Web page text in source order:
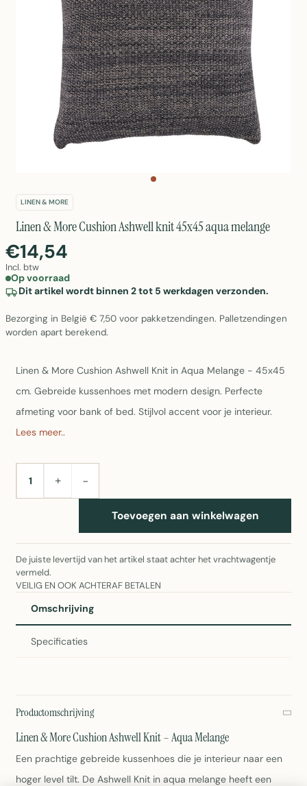
LINEN & MORE
Linen & More Cushion Ashwell knit 45x45 aqua melange
€14,54
Incl. btw
Op voorraad
Dit artikel wordt binnen 2 tot 5 werkdagen verzonden.
Bezorging in België € 7,50 voor pakketzendingen. Palletzendingen
worden apart berekend.
Linen & More Cushion Ashwell Knit in Aqua Melange - 45x45
cm. Gebreide kussenhoes met modern design. Perfecte
afmeting voor bank of bed. Stijlvol accent voor je interieur.
Lees meer..
AANTAL+ −
Toevoegen aan winkelwagen
De juiste levertijd van het artikel staat achter het vrachtwagentje
vermeld.
VEILIG EN OOK ACHTERAF BETALEN
Omschrijving
Specificaties
Productomschrijving
Linen & More Cushion Ashwell Knit – Aqua Melange
Een prachtige gebreide kussenhoes die je interieur naar een
hoger level tilt. De Ashwell Knit in aqua melange heeft een